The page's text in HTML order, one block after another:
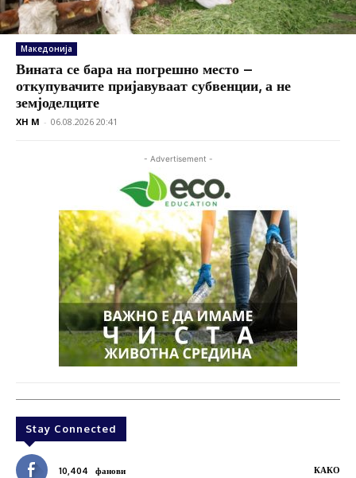
Македонија
Вината се бара на погрешно место –
откупувачите пријавуваат субвенции, а не
земјоделците
XH M - 06.08.2026 20:41
- Advertisement -
Stay Connected
10,404 фанови КАКО